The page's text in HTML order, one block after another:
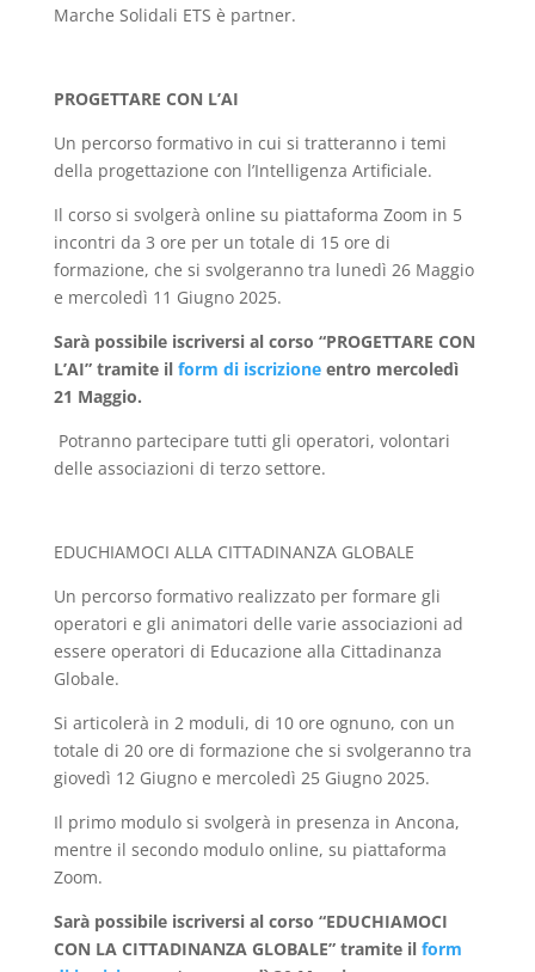
Marche Solidali ETS è partner.
PROGETTARE CON L’AI
Un percorso formativo in cui si tratteranno i temi
della progettazione con l’Intelligenza Artificiale.
Il corso si svolgerà online su piattaforma Zoom in 5
incontri da 3 ore per un totale di 15 ore di
formazione, che si svolgeranno tra lunedì 26 Maggio
e mercoledì 11 Giugno 2025.
Sarà possibile iscriversi al corso “PROGETTARE CON
L’AI” tramite il form di iscrizioneentro mercoledì
21 Maggio.
Potranno partecipare tutti gli operatori, volontari
delle associazioni di terzo settore.
EDUCHIAMOCI ALLA CITTADINANZA GLOBALE
Un percorso formativo realizzato per formare gli
operatori e gli animatori delle varie associazioni ad
essere operatori di Educazione alla Cittadinanza
Globale.
Si articolerà in 2 moduli, di 10 ore ognuno, con un
totale di 20 ore di formazione che si svolgeranno tra
giovedì 12 Giugno e mercoledì 25 Giugno 2025.
Il primo modulo si svolgerà in presenza in Ancona,
mentre il secondo modulo online, su piattaforma
Zoom.
Sarà possibile iscriversi al corso “EDUCHIAMOCI
CON LA CITTADINANZA GLOBALE” tramite il form